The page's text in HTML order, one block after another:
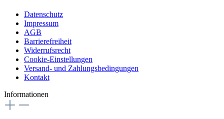
Datenschutz
Impressum
AGB
Barrierefreiheit
Widerrufsrecht
Cookie-Einstellungen
Versand- und Zahlungsbedingungen
Kontakt
Informationen